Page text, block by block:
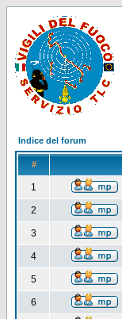
Indice del forum
#
1
2
3
4
5
6